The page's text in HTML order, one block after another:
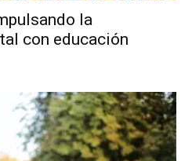
la
con educación